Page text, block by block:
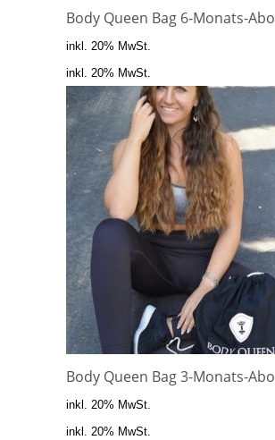
Body Queen Bag 6-Monats-Abo
inkl. 20% MwSt.
inkl. 20% MwSt.
Body Queen Bag 3-Monats-Abo
inkl. 20% MwSt.
inkl. 20% MwSt.